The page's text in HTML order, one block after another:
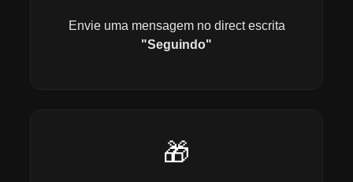
Envie uma mensagem no direct escrita
"Seguindo"
🎁